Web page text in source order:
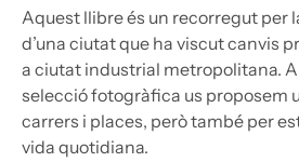
Aquest llibre és un recorregut per
d’una ciutat que ha viscut canvis
a ciutat industrial metropolitana. A
selecció fotogràfica us proposem
carrers i places, però també per
vida quotidiana.